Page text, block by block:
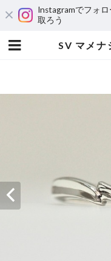
Instagramでフォ
取ろう